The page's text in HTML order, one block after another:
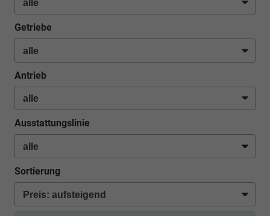
Getriebe
Antrieb
Ausstattungslinie
Sortierung